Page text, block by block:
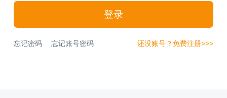
登录
忘记密码 忘记账号密码 还没账号？免费注册>>>